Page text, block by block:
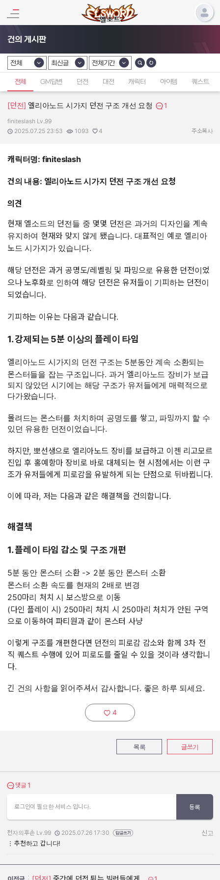
건의 게시판
카테고리 선택
전체
카테고리 선택
최신글
카테고리 선택
전체기간
전체 GM답변 던전 대전 캐릭터 아이템 퀘스트
[던전] 엘리아노드 시가지 던전 구조 개선 요청 1
작성자:
finiteslash Lv.99
작성일:
2025.07.25 23:53
조회수:
1093
추천수:
4 주소복사
캐릭터명: finiteslash
건의 내용: 엘리아노드 시가지 던전 구조 개선 요청
의견
현재 엘소드의 던전들 중 몇몇 던전은 과거의 디자인을 계속
유지하여 현재와 맞지 않게 됐습니다. 대표적인 예로 엘리아
노드 시가지가 있습니다.
해당 던전은 과거 공명도/레벨링 및 파밍으로 유용한 던전이었
으나 노후화로 인하여 해당 던전은 유저들이 기피하는 던전이
되었습니다.
기피하는 이유는 다음과 같습니다.
1. 강제되는 5분 이상의 플레이 타임
엘리아노드 시가지의 던전 구조는 5분동안 계속 소환되는
몬스터들을 잡는 구조입니다. 과거 엘리아노드 장비가 보급
되지 않았던 시기에는 해당 구조가 유저들에게 매력적으로
다가왔습니다.
몰려드는 몬스터를 처치하며 공명도를 쌓고, 파밍까지 할 수
있던 유용한 던전이었습니다.
하지만, 뽀선생으로 엘리아노드 장비를 보급하고 이젠 리고모르
진입 후 홍예항마 장비로 바로 대체되는 현 시점에서는 이런 구
조가 유저들에게 피로감을 유발하게 되는 단점으로 뒤바뀝니다.
이에 따라, 저는 다음과 같은 해결책을 건의합니다.
해결책
1. 플레이 타임 감소 및 구조 개편
5분 동안 몬스터 소환 -> 2분 동안 몬스터 소환
몬스터 소환 속도를 현재의 2배로 변경
250마리 처치 시 보스방으로 이동
(다인 플레이 시) 250마리 처치 시 250마리 처치가 안된 구역
으로 이동하여 파티원과 같이 몬스터 사냥
이렇게 구조를 개편한다면 던전의 피로감 감소와 함께 3차 전
직 퀘스트 수행에 있어 피로도를 줄일 수 있을 것이라 생각합니
다.
긴 건의 사항을 읽어주셔서 감사합니다. 좋은 하루 되세요.
추천하기:
4
목록 글쓰기
댓글 보기
댓글 1
로그인이 필요한 서비스 입니다. 등록
작성자:
천자의후손 Lv.99
작성일:
2025.07.26 17:30
신고
추천하고 갑니다!